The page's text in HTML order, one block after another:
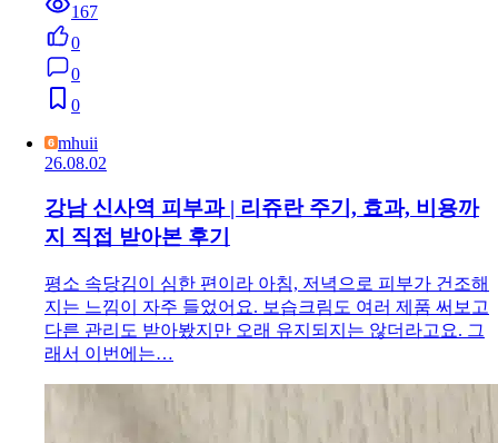
167
0
0
0
mhuii
26.08.02
강남 신사역 피부과 | 리쥬란 주기, 효과, 비용까
지 직접 받아본 후기
평소 속당김이 심한 편이라 아침, 저녁으로 피부가 건조해
지는 느낌이 자주 들었어요. 보습크림도 여러 제품 써보고
다른 관리도 받아봤지만 오래 유지되지는 않더라고요. 그
래서 이번에는…